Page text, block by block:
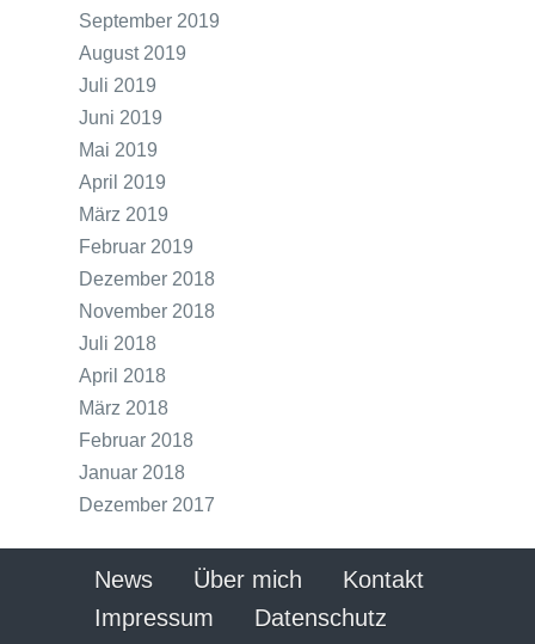
September 2019
August 2019
Juli 2019
Juni 2019
Mai 2019
April 2019
März 2019
Februar 2019
Dezember 2018
November 2018
Juli 2018
April 2018
März 2018
Februar 2018
Januar 2018
Dezember 2017
News Über mich
Kontakt
Impressum
Datenschutz